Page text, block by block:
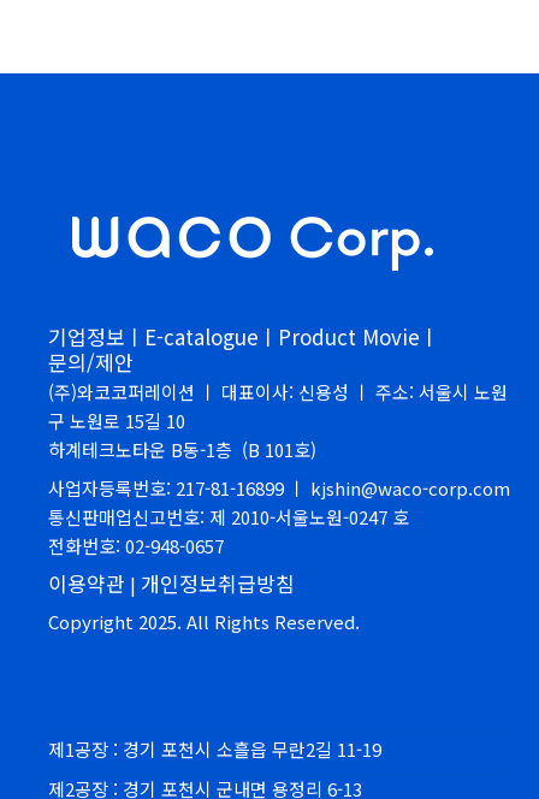
기업정보ㅣ E-catalogueㅣ Product Movieㅣ
문의/제안
(주)와코코퍼레이션 ㅣ 대표이사: 신용성 ㅣ 주소: 서울시 노원
구 노원로 15길 10
하계테크노타운 B동-1층 (B 101호)
사업자등록번호: 217-81-16899 ㅣ kjshin@waco-corp.com
통신판매업신고번호: 제 2010-서울노원-0247 호
전화번호: 02-948-0657
이용약관 | 개인정보취급방침
Copyright 2025. All Rights Reserved.
제1공장 : 경기 포천시 소흘읍 무란2길 11-19
제2공장 : 경기 포천시 군내면 용정리 6-13